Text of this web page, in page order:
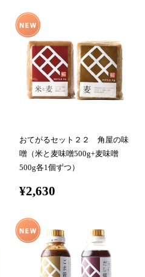
おてがるセット２２ 角屋の味
噌（米と麦味噌500g+麦味噌
500g各1個ずつ）
¥2,630